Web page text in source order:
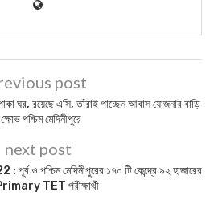
post
রয়েছে এসি, তাঁরাই পাচ্ছেন আবাস যোজনার বাড়ি
পশ্চিম মেদিনীপুরে
next post
পশ্চিম মেদিনীপুরের ১৭০ টি কেন্দ্রে ৯২ হাজারের
TET পরীক্ষার্থী